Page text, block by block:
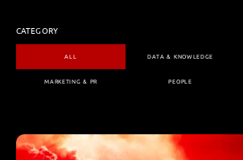
CATEGORY
ALL DATA & KNOWLEDGE
MARKETING & PR PEOPLE